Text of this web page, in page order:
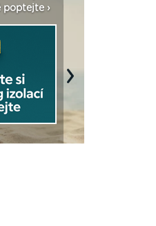
poptejte ›
Next